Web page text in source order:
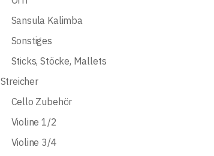
Sansula Kalimba
Sonstiges
Sticks, Stöcke, Mallets
Streicher
Cello Zubehör
Violine 1/2
Violine 3/4